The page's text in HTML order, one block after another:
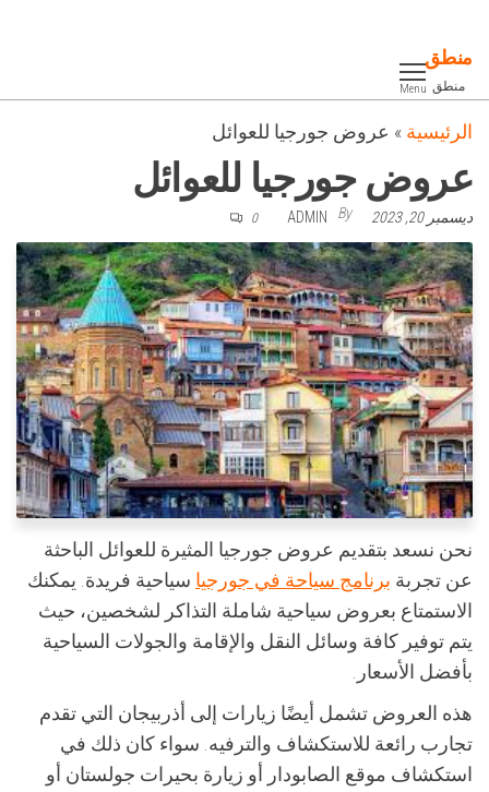
content
منطق
منطق Menu
الرئيسية » عروض جورجيا للعوائل
عروض جورجيا للعوائل
ديسمبر 20, 2023 By
ADMIN
0
نحن نسعد بتقديم عروض جورجيا المثيرة للعوائل الباحثة
عن تجربة برنامج سياحة في جورجيا سياحية فريدة. يمكنك
الاستمتاع بعروض سياحية شاملة التذاكر لشخصين، حيث
يتم توفير كافة وسائل النقل والإقامة والجولات السياحية
بأفضل الأسعار.
هذه العروض تشمل أيضًا زيارات إلى أذربيجان التي تقدم
تجارب رائعة للاستكشاف والترفيه. سواء كان ذلك في
استكشاف موقع الصابودار أو زيارة بحيرات جولستان أو